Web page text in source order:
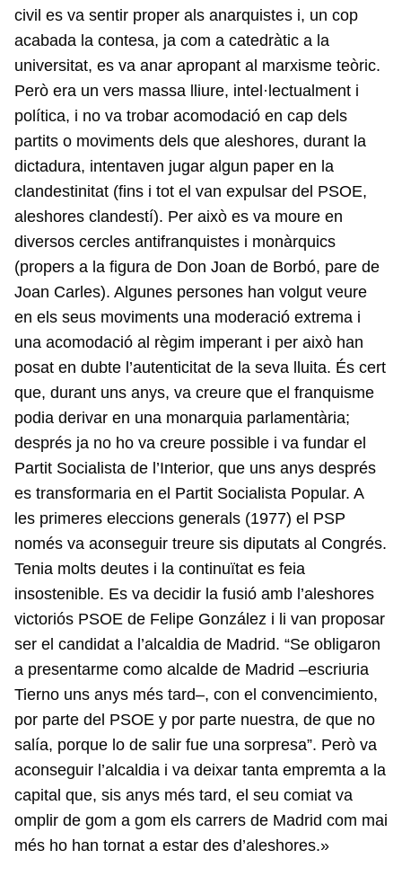
civil es va sentir proper als anarquistes i, un cop
acabada la contesa, ja com a catedràtic a la
universitat, es va anar apropant al marxisme teòric.
Però era un vers massa lliure, intel·lectualment i
política, i no va trobar acomodació en cap dels
partits o moviments dels que aleshores, durant la
dictadura, intentaven jugar algun paper en la
clandestinitat (fins i tot el van expulsar del PSOE,
aleshores clandestí). Per això es va moure en
diversos cercles antifranquistes i monàrquics
(propers a la figura de Don Joan de Borbó, pare de
Joan Carles). Algunes persones han volgut veure
en els seus moviments una moderació extrema i
una acomodació al règim imperant i per això han
posat en dubte l’autenticitat de la seva lluita. És cert
que, durant uns anys, va creure que el franquisme
podia derivar en una monarquia parlamentària;
després ja no ho va creure possible i va fundar el
Partit Socialista de l’Interior, que uns anys després
es transformaria en el Partit Socialista Popular. A
les primeres eleccions generals (1977) el PSP
només va aconseguir treure sis diputats al Congrés.
Tenia molts deutes i la continuïtat es feia
insostenible. Es va decidir la fusió amb l’aleshores
victoriós PSOE de Felipe González i li van proposar
ser el candidat a l’alcaldia de Madrid. “Se obligaron
a presentarme como alcalde de Madrid –escriuria
Tierno uns anys més tard–, con el convencimiento,
por parte del PSOE y por parte nuestra, de que no
salía, porque lo de salir fue una sorpresa”. Però va
aconseguir l’alcaldia i va deixar tanta empremta a la
capital que, sis anys més tard, el seu comiat va
omplir de gom a gom els carrers de Madrid com mai
més ho han tornat a estar des d’aleshores.»